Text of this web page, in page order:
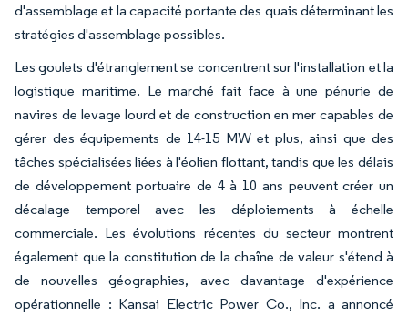
d'assemblage et la capacité portante des quais déterminant les
stratégies d'assemblage possibles.
Les goulets d'étranglement se concentrent sur l'installation et la
logistique maritime. Le marché fait face à une pénurie de
navires de levage lourd et de construction en mer capables de
gérer des équipements de 14-15 MW et plus, ainsi que des
tâches spécialisées liées à l'éolien flottant, tandis que les délais
de développement portuaire de 4 à 10 ans peuvent créer un
décalage temporel avec les déploiements à échelle
commerciale. Les évolutions récentes du secteur montrent
également que la constitution de la chaîne de valeur s'étend à
de nouvelles géographies, avec davantage d'expérience
opérationnelle : Kansai Electric Power Co., Inc. a annoncé